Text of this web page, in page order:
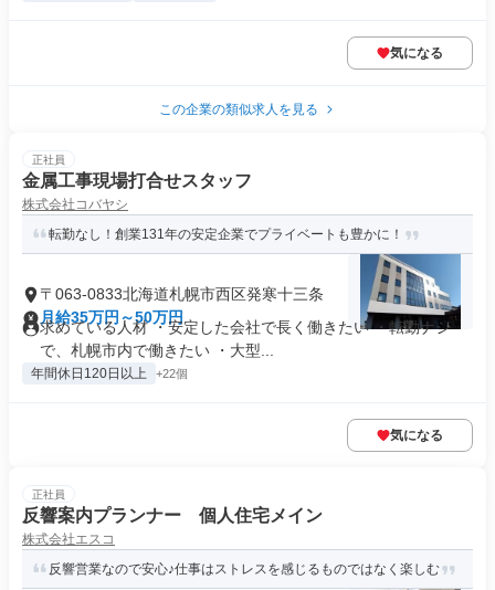
気になる
この企業の類似求人を見る
正社員
金属工事現場打合せスタッフ
株式会社コバヤシ
転勤なし！創業131年の安定企業でプライベートも豊かに！
〒063-0833北海道札幌市西区発寒十三条
月給35万円～50万円
求めている人材 ・安定した会社で長く働きたい ・転勤ナシ
で、札幌市内で働きたい ・大型...
年間休日120日以上 +22個
気になる
正社員
反響案内プランナー 個人住宅メイン
株式会社エスコ
反響営業なので安心♪仕事はストレスを感じるものではなく楽しむ